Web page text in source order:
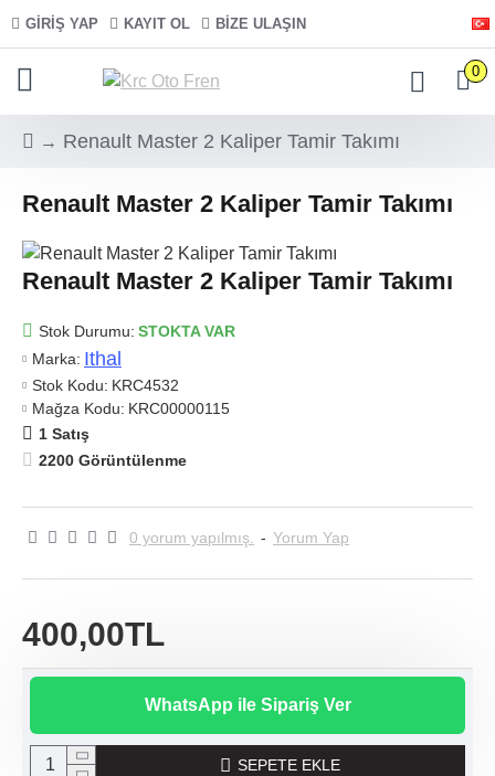
GIRIŞ YAP KAYIT OL BIZE ULAŞIN
0
Renault Master 2 Kaliper Tamir Takımı
Renault Master 2 Kaliper Tamir Takımı
Renault Master 2 Kaliper Tamir Takımı
Stok Durumu: STOKTA VAR
Marka: Ithal
Stok Kodu: KRC4532
Mağza Kodu: KRC00000115
1 Satış
2200 Görüntülenme
0 yorum yapılmış. - Yorum Yap
400,00TL
WhatsApp ile Sipariş Ver
SEPETE EKLE